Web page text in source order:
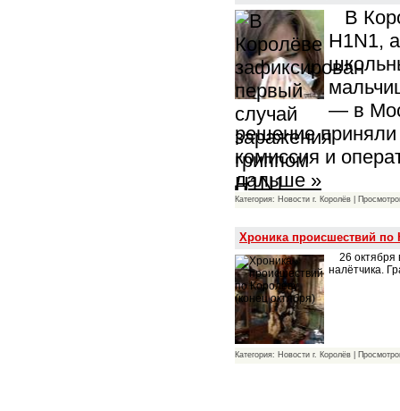
В
H1N1,
— в
решение приняли
комиссия и
дальше »
Категория: Новости г. Королёв |
Хроника происшествий по
26 октября
налётчика.
Категория: Новости г. Королёв |